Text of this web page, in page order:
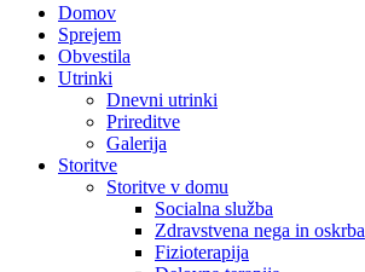
Domov
Sprejem
Obvestila
Utrinki
Dnevni utrinki
Prireditve
Galerija
Storitve
Storitve v domu
Socialna služba
Zdravstvena nega in oskrba
Fizioterapija